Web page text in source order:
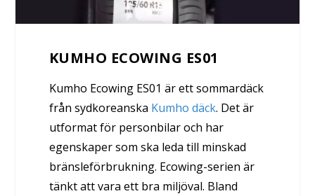
KUMHO ECOWING ES01
Kumho Ecowing ES01 är ett sommardäck
från sydkoreanska Kumho däck. Det är
utformat för personbilar och har
egenskaper som ska leda till minskad
bränsleförbrukning. Ecowing-serien är
tänkt att vara ett bra miljöval. Bland